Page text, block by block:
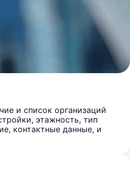
и список организаций
этажность, тип
контактные данные, и